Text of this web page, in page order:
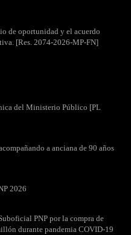
de oportunidad y el acuerdo
[Res. 2074-2026-MP-FN]
del Ministerio Público [PL
a anciana de 90 años
2026
PNP por la compra de
durante pandemia COVID-19